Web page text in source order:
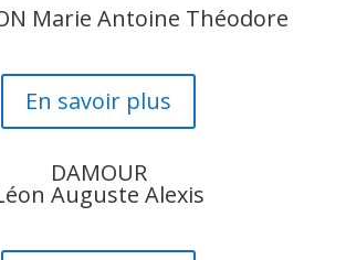
Marie Antoine Théodore
En savoir plus
DAMOUR
Auguste Alexis